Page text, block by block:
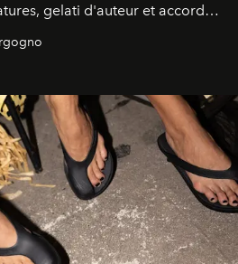
gelati d'auteur et accords